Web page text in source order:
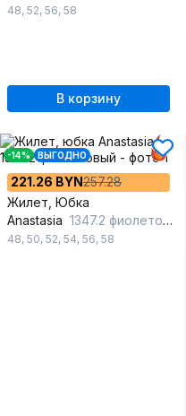
48, 52, 56, 58
В корзину
-14% ВЫГОДНО
221.26 BYN257.28
Жилет, Юбка
Anastasia 1347.2 фиолетовый
48, 50, 52, 54, 56, 58